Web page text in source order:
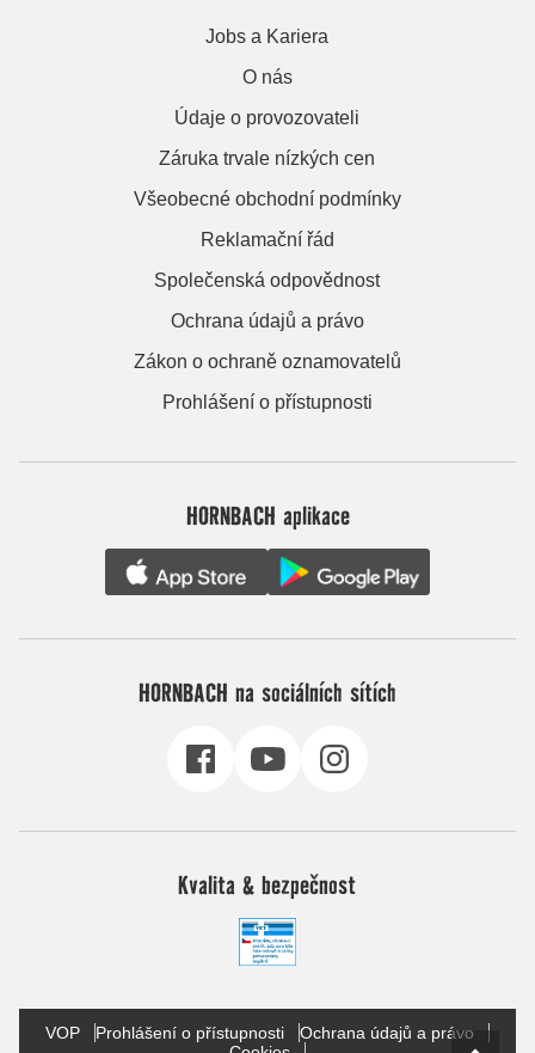
Jobs a Kariera
O nás
Údaje o provozovateli
Záruka trvale nízkých cen
Všeobecné obchodní podmínky
Reklamační řád
Společenská odpovědnost
Ochrana údajů a právo
Zákon o ochraně oznamovatelů
Prohlášení o přístupnosti
HORNBACH aplikace
HORNBACH na sociálních sítích
Kvalita & bezpečnost
VOP Prohlášení o přístupnosti
Ochrana údajů a právo